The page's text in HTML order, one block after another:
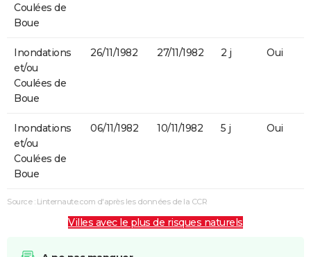
Coulées de
Boue
Inondations
et/ou
Coulées de
Boue
26/11/1982 27/11/1982 2 j Oui
Inondations
et/ou
Coulées de
Boue
06/11/1982 10/11/1982 5 j Oui
Source : Linternaute.com d'après les données de la CCR
Villes avec le plus de risques naturels